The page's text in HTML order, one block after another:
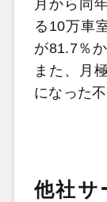
月から同
る10万車
が81.7％
また、月
になった
他社サ